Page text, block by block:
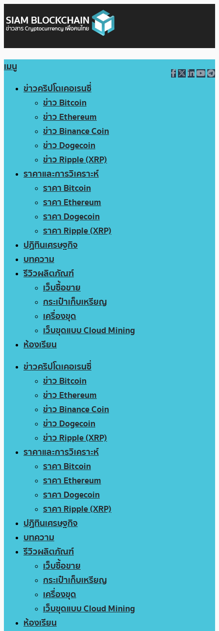
เมนู
ข่าวคริปโตเคอเรนซี่
ข่าว Bitcoin
ข่าว Ethereum
ข่าว Binance Coin
ข่าว Dogecoin
ข่าว Ripple (XRP)
ราคาและการวิเคราะห์
ราคา Bitcoin
ราคา Ethereum
ราคา Dogecoin
ราคา Ripple (XRP)
ปฏิทินเศรษฐกิจ
บทความ
รีวิวผลิตภัณฑ์
เว็บซื้อขาย
กระเป๋าเก็บเหรียญ
เครื่องขุด
เว็บขุดแบบ Cloud Mining
ห้องเรียน
ข่าวคริปโตเคอเรนซี่
ข่าว Bitcoin
ข่าว Ethereum
ข่าว Binance Coin
ข่าว Dogecoin
ข่าว Ripple (XRP)
ราคาและการวิเคราะห์
ราคา Bitcoin
ราคา Ethereum
ราคา Dogecoin
ราคา Ripple (XRP)
ปฏิทินเศรษฐกิจ
บทความ
รีวิวผลิตภัณฑ์
เว็บซื้อขาย
กระเป๋าเก็บเหรียญ
เครื่องขุด
เว็บขุดแบบ Cloud Mining
ห้องเรียน